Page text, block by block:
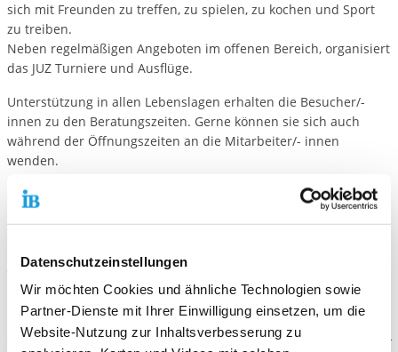
Datenschutzeinstellungen
Wir möchten Cookies und ähnliche Technologien sowie
Partner-Dienste mit Ihrer Einwilligung einsetzen, um die
Website-Nutzung zur Inhaltsverbesserung zu
sich mit Freunden zu treffen, zu spielen, zu kochen und Sport
zu treiben.
Neben regelmäßigen Angeboten im offenen Bereich, organisiert
das JUZ Turniere und Ausflüge.
Unterstützung in allen Lebenslagen erhalten die Besucher/-
innen zu den Beratungszeiten. Gerne können sie sich auch
während der Öffnungszeiten an die Mitarbeiter/- innen
wenden.
Zusätzlich
bieten wir das Angebot der Schülerhilfe für Kinder
ab der ersten bis zur sechsten Klasse t
äglich von 14 - 16:30 Uhr
Aktuelles z.B. unseren Wochenplan und neue Angebote findet
ihr immer auf Instagram: >>ib_juz_gutleut